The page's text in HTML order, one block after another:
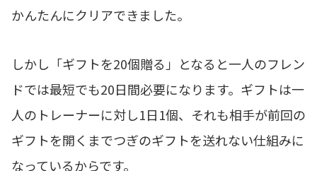
かんたんにクリアできました。
しかし「ギフトを20個贈る」となると一人のフレン
ドでは最短でも20日間必要になります。ギフトは一
人のトレーナーに対し1日1個、それも相手が前回の
ギフトを開くまでつぎのギフトを送れない仕組みに
なっているからです。